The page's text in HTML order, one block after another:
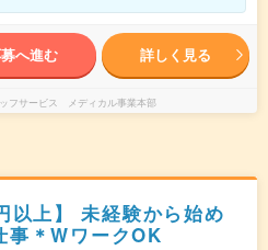
へ進む 詳しく見る
フサービス メディカル事業本部
以上】 未経験から始め
事＊WワークOK